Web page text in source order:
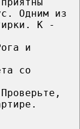
Одним из
К -
и
со